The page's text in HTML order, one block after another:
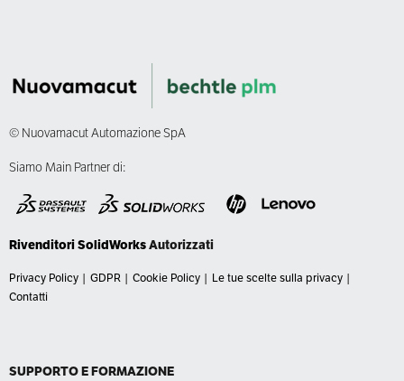
© Nuovamacut Automazione SpA
Siamo Main Partner di:
Rivenditori SolidWorksAutorizzati
Privacy Policy | GDPR | Cookie Policy | Le tue scelte sulla privacy |
Contatti
SUPPORTO E FORMAZIONE